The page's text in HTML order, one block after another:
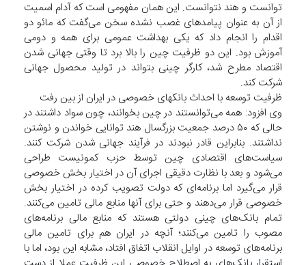
توانست و هند نتوانست. این همان مفهومی است که آدام اسمیت
از آن به عنوان پیامدهای غصب نشده سخن می‌گفت که مائو دو
اقدام را انجام داد که یکی بهداشت عمومی برای همه و دومی
آموزش بود. این دو ظرفیت چین را بالا برد تا وقتی جهانی شدن
اقتصاد مطرح شد، کارگر چینی بتواند در تولید محصول جهانی
شرکت کند.
ظرفیت توسعه با احداث بانکهای خصوصی در ایران از بین رفت
وی افزود: همه می‌توانستند در چین بخوانند، چون سواد داشتند در
حالی که ۵۰ درصد جمعیت بزرگسال هند توانایی خواندن و نوشتن
نداشتند. بنابراین قادر نبودند در فرآیند جهانی شدن شرکت کنند.
سیاست‌های اقتصادی چین توسط حزب کمونیست طراحی
می‌شود و بعد با نظارت دقیقی اجرای آن در اختیار بخش خصوصی
قرار می‌گیرد اما برنامه‌ای که دولت تصویب کرده در اختیار بخش
خصوصی قرار می‌دهند و حتی برای آنها منابع مالی تامین می‌کنند.
تمام بانک‌های چینی دولتی هستند که منابع مالی برنامه‌های
مصوب را تامین می‌کنند؛ آنچه در ایران هم برای تامین مالی
برنامه‌های توسعه در اوایل انقلاب اتفاق افتاد، مشابه این بود، اما با